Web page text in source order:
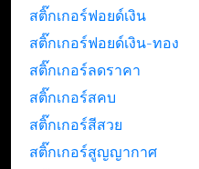
สติ๊กเกอร์ฟอยด์เงิน
สติ๊กเกอร์ฟอยด์เงิน-ทอง
สติ๊กเกอร์ลดราคา
สติ๊กเกอร์สคบ
สติ๊กเกอร์สีสวย
สติ๊กเกอร์สูญญากาศ